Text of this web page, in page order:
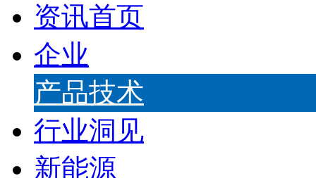
资讯首页
企业
产品技术
行业洞见
新能源